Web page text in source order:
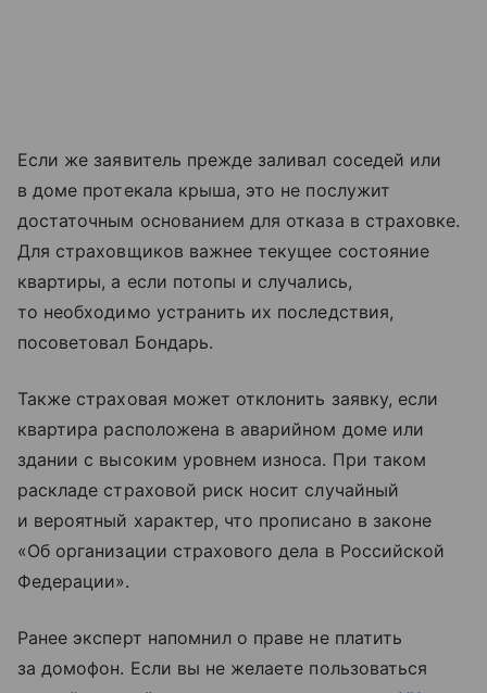
Если же заявитель прежде заливал соседей или
в доме протекала крыша, это не послужит
достаточным основанием для отказа в страховке.
Для страховщиков важнее текущее состояние
квартиры, а если потопы и случались,
то необходимо устранить их последствия,
посоветовал Бондарь.
Также страховая может отклонить заявку, если
квартира расположена в аварийном доме или
здании с высоким уровнем износа. При таком
раскладе страховой риск носит случайный
и вероятный характер, что прописано в законе
«Об организации страхового дела в Российской
Федерации».
Ранее эксперт напомнил о праве не платить
за домофон. Если вы не желаете пользоваться